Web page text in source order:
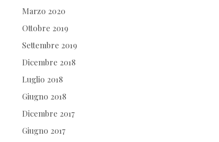
Marzo 2020
Ottobre 2019
Settembre 2019
Dicembre 2018
Luglio 2018
Giugno 2018
Dicembre 2017
Giugno 2017